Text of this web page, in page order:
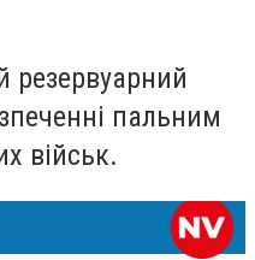
резервуарний
пальним
військ.